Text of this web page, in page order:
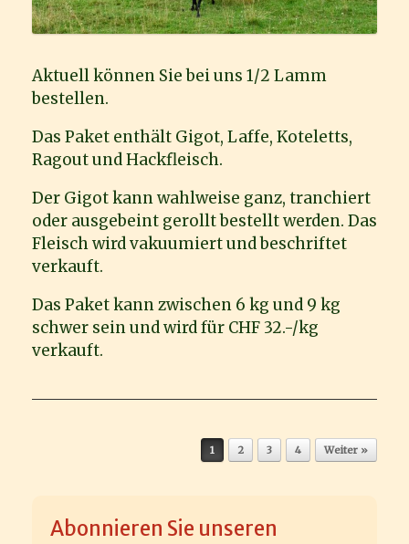
Aktuell können Sie bei uns 1/2 Lamm
bestellen.
Das Paket enthält Gigot, Laffe, Koteletts,
Ragout und Hackfleisch.
Der Gigot kann wahlweise ganz, tranchiert
oder ausgebeint gerollt bestellt werden. Das
Fleisch wird vakuumiert und beschriftet
verkauft.
Das Paket kann zwischen 6 kg und 9 kg
schwer sein und wird für CHF 32.-/kg
verkauft.
1 2 3 4 Weiter »
Abonnieren Sie unseren